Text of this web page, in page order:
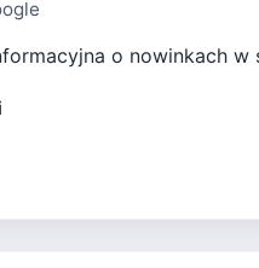
o nowinkach